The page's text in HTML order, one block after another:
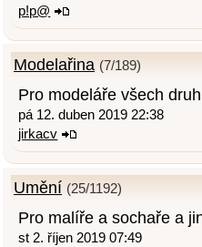
p!p@
Modelařina (7/189)
Pro modeláře všech
pá 12. duben 2019 22:38
jirkacv
Umění (25/1192)
Pro malíře a sochaře a
st 2. říjen 2019 07:49